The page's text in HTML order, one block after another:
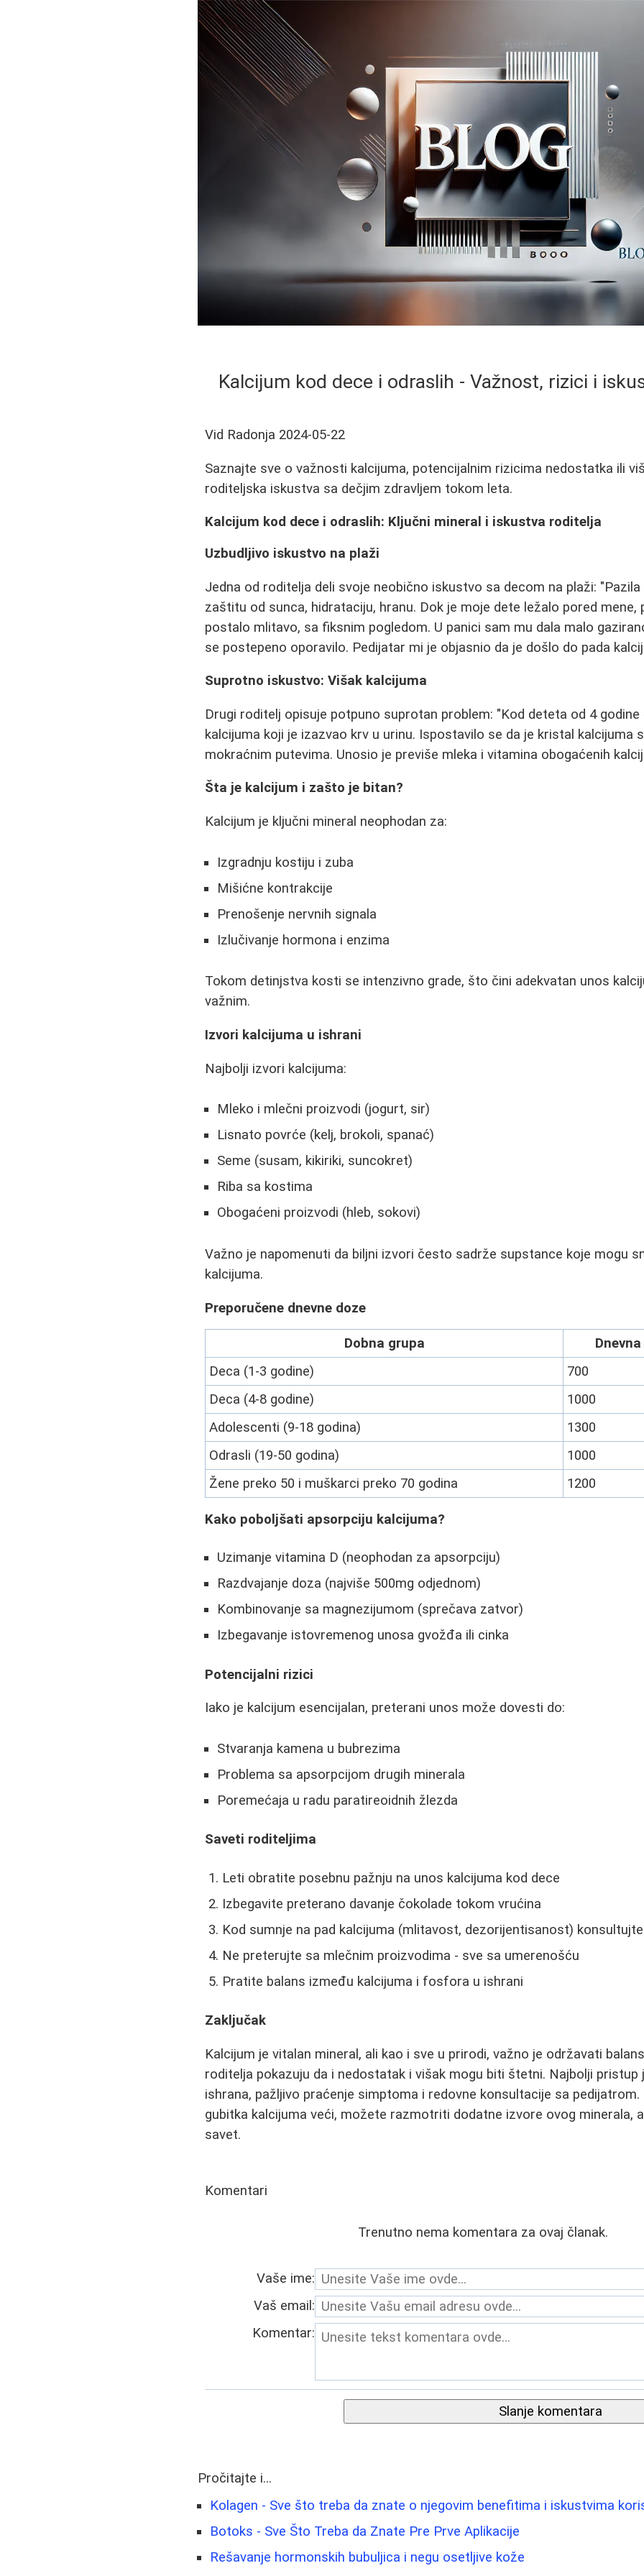
Kalcijum kod dece i odraslih - Važnost, rizici i
Vid Radonja 2024-05-22
Saznajte sve o važnosti kalcijuma, potencijalnim rizicima nedostatka ili
roditeljska iskustva sa dečjim zdravljem tokom leta.
Kalcijum kod dece i odraslih: Ključni mineral i iskustva roditelja
Uzbudljivo iskustvo na plaži
Jedna od roditelja deli svoje neobično iskustvo sa decom na plaži: "Pazila
zaštitu od sunca, hidrataciju, hranu. Dok je moje dete ležalo pored mene,
postalo mlitavo, sa fiksnim pogledom. U panici sam mu dala malo
se postepeno oporavilo. Pedijatar mi je objasnio da je došlo do pada
Suprotno iskustvo: Višak kalcijuma
Drugi roditelj opisuje potpuno suprotan problem: "Kod deteta od 4
kalcijuma koji je izazvao krv u urinu. Ispostavilo se da je kristal kalcijuma
mokraćnim putevima. Unosio je previše mleka i vitamina obogaćenih
Šta je kalcijum i zašto je bitan?
Kalcijum je ključni mineral neophodan za:
Izgradnju kostiju i zuba
Mišićne kontrakcije
Prenošenje nervnih signala
Izlučivanje hormona i enzima
Tokom detinjstva kosti se intenzivno grade, što čini adekvatan unos
važnim.
Izvori kalcijuma u ishrani
Najbolji izvori kalcijuma:
Mleko i mlečni proizvodi (jogurt, sir)
Lisnato povrće (kelj, brokoli, spanać)
Seme (susam, kikiriki, suncokret)
Riba sa kostima
Obogaćeni proizvodi (hleb, sokovi)
Važno je napomenuti da biljni izvori često sadrže supstance koje mogu
kalcijuma.
Preporučene dnevne doze
Dobna grupa
Deca (1-3 godine)
700
Deca (4-8 godine)
1000
Adolescenti (9-18 godina)
1300
Odrasli (19-50 godina)
1000
Žene preko 50 i muškarci preko 70 godina
1200
Kako poboljšati apsorpciju kalcijuma?
Uzimanje vitamina D (neophodan za apsorpciju)
Razdvajanje doza (najviše 500mg odjednom)
Kombinovanje sa magnezijumom (sprečava zatvor)
Izbegavanje istovremenog unosa gvožđa ili cinka
Potencijalni rizici
Iako je kalcijum esencijalan, preterani unos može dovesti do:
Stvaranja kamena u bubrezima
Problema sa apsorpcijom drugih minerala
Poremećaja u radu paratireoidnih žlezda
Saveti roditeljima
Leti obratite posebnu pažnju na unos kalcijuma kod dece
Izbegavite preterano davanje čokolade tokom vrućina
Kod sumnje na pad kalcijuma (mlitavost, dezorijentisanost)
Ne preterujte sa mlečnim proizvodima - sve sa umerenošću
Pratite balans između kalcijuma i fosfora u ishrani
Zaključak
Kalcijum je vitalan mineral, ali kao i sve u prirodi, važno je održavati
roditelja pokazuju da i nedostatak i višak mogu biti štetni. Najbolji pristup
ishrana, pažljivo praćenje simptoma i redovne konsultacije sa pedijatrom.
gubitka kalcijuma veći, možete razmotriti dodatne izvore ovog minerala,
savet.
Komentari
Trenutno nema komentara za ovaj članak.
Vaše ime:
Vaš email:
Komentar:
Slanje komentara
Pročitajte i...
Kolagen - Sve što treba da znate o njegovim benefitima i iskustvima
Botoks - Sve Što Treba da Znate Pre Prve Aplikacije
Rešavanje hormonskih bubuljica i negu osetljive kože